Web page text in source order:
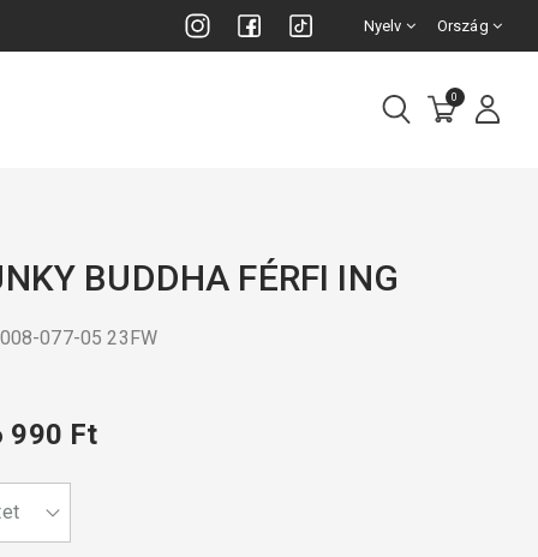
Nyelv Ország
0
BUDDHA FÉRFI ING
077-05 23FW
990 Ft